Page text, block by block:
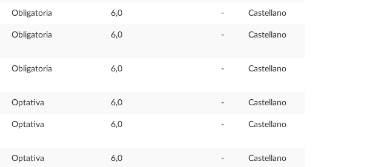
Obligatoria 6,0 - Castellano
Obligatoria 6,0 - Castellano
Obligatoria 6,0 - Castellano
Optativa 6,0 - Castellano
Optativa 6,0 - Castellano
Optativa 6,0 - Castellano